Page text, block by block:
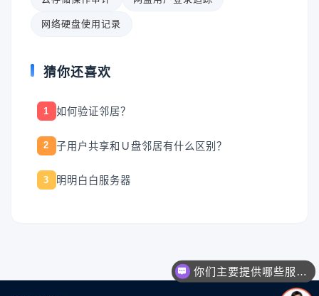
网络硬盘使用记录
猜你还喜欢
1 如何验证邻居？
2 子用户共享和Ｕ盘邻居有什么区别？
3 明明白白服务器
你们主要提供哪些服务？可以根据需求定制吗？